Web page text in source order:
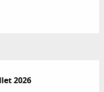
2026
2026